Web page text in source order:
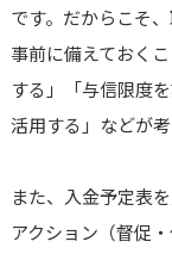
です。だからこそ
事前に備えておく
する」「与信限度
活用する」などが考
また、入金予定表
アクション（督促